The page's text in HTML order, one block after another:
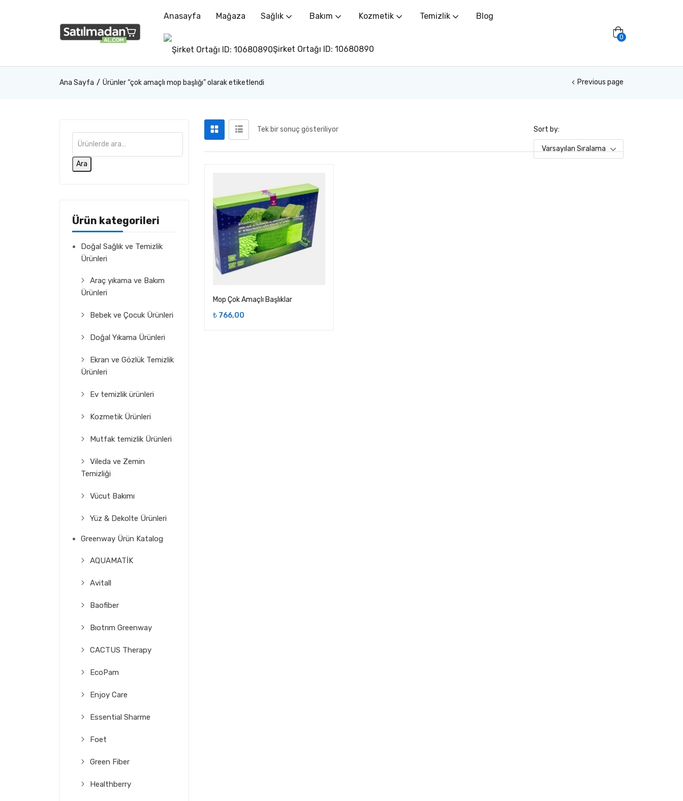
Anasayfa Mağaza Sağlık Bakım Kozmetik Temizlik Blog
Şirket Ortağı ID: 10680890
0
Ana Sayfa Ürünler “çok amaçlı mop başlığı” olarak etiketlendi Previous page
Ara
Ürün kategorileri
Doğal Sağlık ve Temizlik
Ürünleri
Araç yıkama ve Bakım
Ürünleri
Bebek ve Çocuk Ürünleri
Doğal Yıkama Ürünleri
Ekran ve Gözlük Temizlik
Ürünleri
Ev temizlik ürünleri
Kozmetik Ürünleri
Mutfak temizlik Ürünleri
Vileda ve Zemin
Temizliği
Vücut Bakımı
Yüz & Dekolte Ürünleri
Greenway Ürün Katalog
AQUAMATİK
Avitall
Baofiber
Bıotrım Greenway
CACTUS Therapy
EcoPam
Enjoy Care
Essential Sharme
Foet
Green Fiber
Healthberry
Tek bir sonuç gösteriliyor Sort by:
Varsayılan Sıralama
Mop Çok Amaçlı Başlıklar
₺ 766,00